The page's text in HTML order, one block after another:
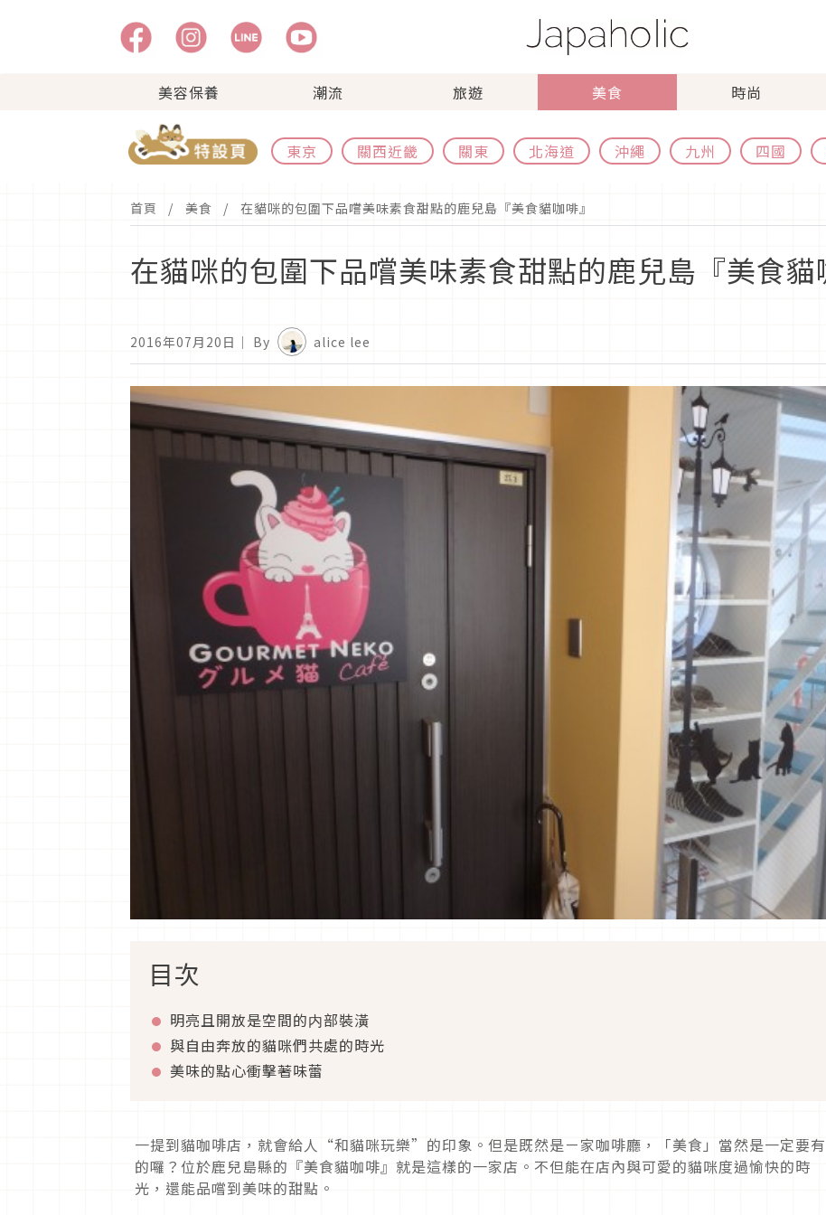
美容保養 潮流 旅遊 美食 時尚
東京 關西近畿 關東 北海道 沖繩 九州 四國
首頁 美食 在貓咪的包圍下品嚐美味素食甜點的鹿兒島『美食貓咖啡』
在貓咪的包圍下品嚐美味素食甜點的鹿兒島『美食貓
2016年07月20日 ｜ By alice lee
目次
明亮且開放是空間的内部裝潢
與自由奔放的貓咪們共處的時光
美味的點心衝擊著味蕾
一提到貓咖啡店，就會給人“和貓咪玩樂”的印象。但是既然是ㄧ家咖啡廳，「美食」當然是一定要有
的囉？位於鹿兒島縣的『美食貓咖啡』就是這樣的一家店。不但能在店內與可愛的貓咪度過愉快的時
光，還能品嚐到美味的甜點。